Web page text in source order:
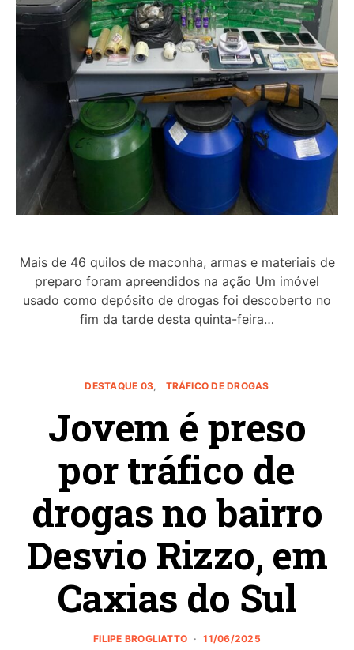
Mais de 46 quilos de maconha, armas e materiais de
preparo foram apreendidos na ação Um imóvel
usado como depósito de drogas foi descoberto no
fim da tarde desta quinta-feira…
DESTAQUE 03 TRÁFICO DE DROGAS
Jovem é preso
por tráfico de
drogas no bairro
Desvio Rizzo, em
Caxias do Sul
FILIPE BROGLIATTO 11/06/2025